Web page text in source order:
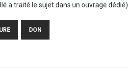
a traité le sujet dans un ouvrage dédié)
DON